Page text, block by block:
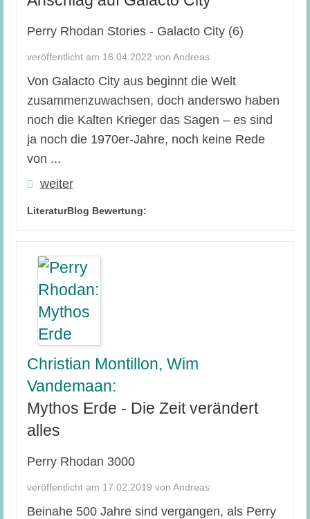
Perry Rhodan Stories - Galacto City (6)
veröffentlicht am 16.04.2022 von Andreas
Von Galacto City aus beginnt die Welt
zusammenzuwachsen, doch anderswo haben
noch die Kalten Krieger das Sagen – es sind
ja noch die 1970er-Jahre, noch keine Rede
von ...
weiter
LiteraturBlog Bewertung:
Christian Montillon, Wim
Vandemaan:
Mythos Erde - Die Zeit verändert
alles
Perry Rhodan 3000
veröffentlicht am 17.02.2019 von Andreas
Beinahe 500 Jahre sind vergangen, als Perry